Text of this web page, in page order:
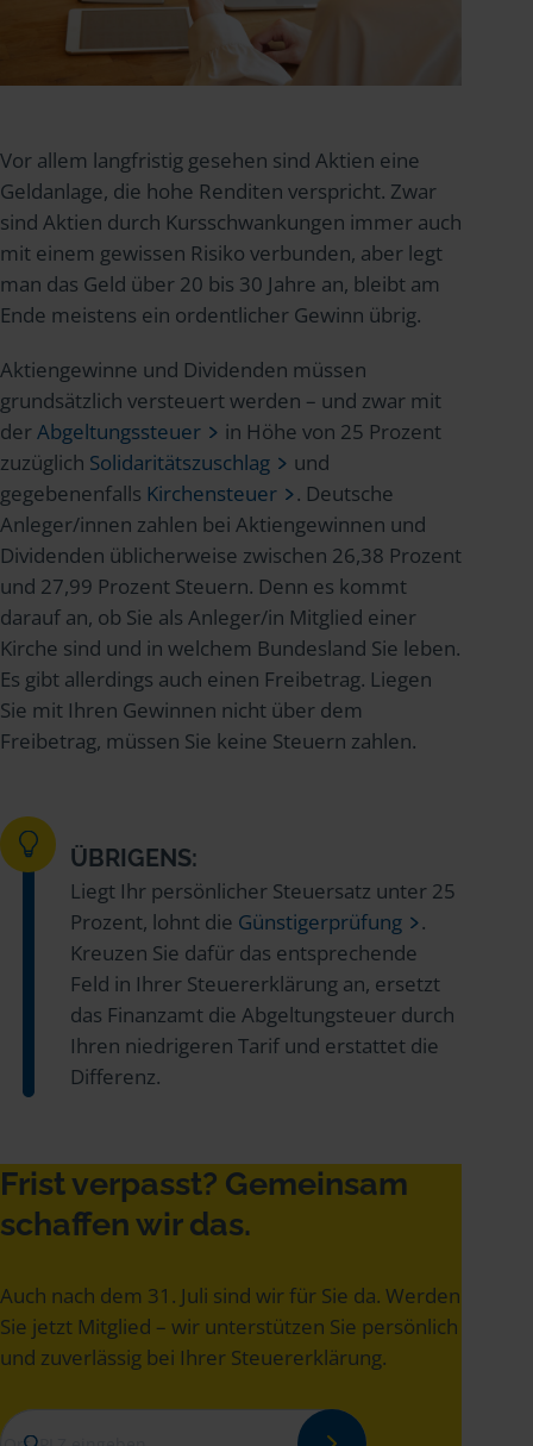
Vor allem langfristig gesehen sind Aktien eine
Geldanlage, die hohe Renditen verspricht. Zwar
sind Aktien durch Kursschwankungen immer auch
mit einem gewissen Risiko verbunden, aber legt
man das Geld über 20 bis 30 Jahre an, bleibt am
Ende meistens ein ordentlicher Gewinn übrig.
Aktiengewinne und Dividenden müssen
grundsätzlich versteuert werden – und zwar mit
derAbgeltungssteuer
in Höhe von 25 Prozent
zuzüglich Solidaritätszuschlag
und
gegebenenfalls Kirchensteuer
. Deutsche
Anleger/innen zahlen bei Aktiengewinnen und
Dividenden üblicherweise zwischen 26,38 Prozent
und 27,99 Prozent Steuern. Denn es kommt
darauf an, ob Sie als Anleger/in Mitglied einer
Kirche sind und in welchem Bundesland Sie leben.
Es gibt allerdings auch einen Freibetrag. Liegen
Sie mit Ihren Gewinnen nicht über dem
Freibetrag, müssen Sie keine Steuern zahlen.
ÜBRIGENS:
Liegt Ihr persönlicher Steuersatz unter 25
Prozent, lohnt die Günstigerprüfung
.
Kreuzen Sie dafür das entsprechende
Feld in Ihrer Steuererklärung an, ersetzt
das Finanzamt die Abgeltungsteuer durch
Ihren niedrigeren Tarif und erstattet die
Differenz.
Frist verpasst? Gemeinsam
schaffen wir das.
Auch nach dem 31. Juli sind wir für Sie da. Werden
Sie jetzt Mitglied – wir unterstützen Sie persönlich
und zuverlässig bei Ihrer Steuererklärung.